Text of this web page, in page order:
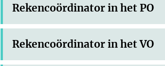
Rekencoördinator in het PO
Rekencoördinator in het VO